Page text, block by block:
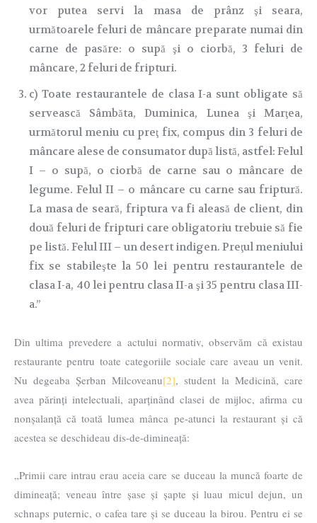
vor putea servi la masa de prânz şi seara,
următoarele feluri de mâncare preparate numai din
carne de pasăre: o supă şi o ciorbă, 3 feluri de
mâncare, 2 feluri de fripturi.
c) Toate restaurantele de clasa I-a sunt obligate să
servească Sâmbăta, Duminica, Lunea şi Marţea,
următorul meniu cu preţ fix, compus din 3 feluri de
mâncare alese de consumator după listă, astfel: Felul
I – o supă, o ciorbă de carne sau o mâncare de
legume. Felul II – o mâncare cu carne sau friptură.
La masa de seară, friptura va fi aleasă de client, din
două feluri de fripturi care obligatoriu trebuie să fie
pe listă. Felul III – un desert indigen. Preţul meniului
fix se stabileşte la 50 lei pentru restaurantele de
clasa I-a, 40 lei pentru clasa II-a şi 35 pentru clasa III-
a.”
Din ultima prevedere a actului normativ, observăm că existau
restaurante pentru toate categoriile sociale care aveau un venit.
Nu degeaba Șerban Milcoveanu[2], student la Medicină, care
avea părinți intelectuali, aparținând clasei de mijloc, afirma cu
nonșalanță că toată lumea mânca pe-atunci la restaurant și că
acestea se deschideau dis-de-dimineață:
„Primii care intrau erau aceia care se duceau la muncă foarte de
dimineață; veneau între șase și șapte și luau micul dejun, un
schnaps puternic, o cafea tare și se duceau la birou. Pentru ei se